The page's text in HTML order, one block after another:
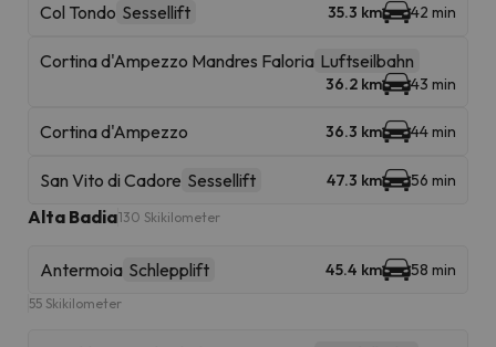
Col Tondo Sessellift 35.3 km 42 min
Cortina d'Ampezzo Mandres Faloria Luftseilbahn
36.2 km 43 min
Cortina d'Ampezzo 36.3 km 44 min
San Vito di Cadore Sessellift 47.3 km 56 min
Alta Badia130 Skikilometer
Antermoia Schlepplift 45.4 km 58 min
55 Skikilometer